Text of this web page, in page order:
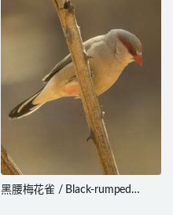
黑腰梅花雀 / Black-rumped